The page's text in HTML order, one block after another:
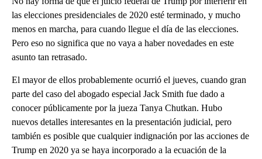
las elecciones presidenciales de 2020 esté terminado, y mucho
menos en marcha, para cuando llegue el día de las elecciones.
Pero eso no significa que no vaya a haber novedades en este
asunto tan retrasado.
El mayor de ellos probablemente ocurrió el jueves, cuando gran
parte del caso del abogado especial Jack Smith fue dado a
conocer públicamente por la jueza Tanya Chutkan. Hubo
nuevos detalles interesantes en la presentación judicial, pero
también es posible que cualquier indignación por las acciones de
Trump en 2020 ya se haya incorporado a la ecuación de la